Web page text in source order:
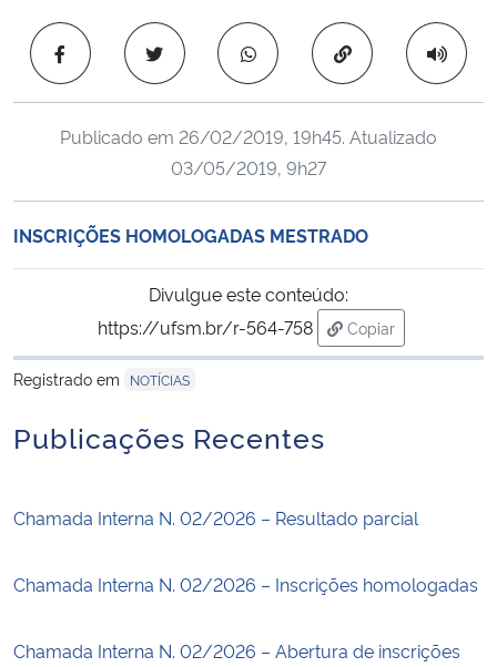
Ministério da Ciência, Tecnologia, Inovações e Comunicações
Ministério do Desenvolvimento Regional
Controladoria-Geral da União
Ministério da Mulher, da Família e dos Direitos Humanos
Gabinete de Segurança Institucional
Advocacia-Geral da União
Banco Central do Brasil
Copiar para área
Publicado em 26/02/2019, 19h45. Atualizado
03/05/2019, 9h27
INSCRIÇÕES HOMOLOGADAS MESTRADO
Divulgue este conteúdo:
https://ufsm.br/r-564-758
Copiar
para área de
Registrado em
NOTÍCIAS
Publicações Recentes
Chamada Interna N. 02/2026 – Resultado parcial
Chamada Interna N. 02/2026 – Inscrições homologadas
Chamada Interna N. 02/2026 – Abertura de inscrições